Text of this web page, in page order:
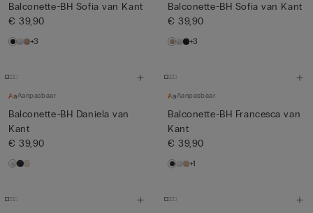
Balconette-BH Sofia van Kant
€ 39,90
+3
Balconette-BH Sofia van Kant
€ 39,90
+3
Aanpasbaar
Balconette-BH Daniela van
Kant
€ 39,90
Aanpasbaar
Balconette-BH Francesca van
Kant
€ 39,90
+1